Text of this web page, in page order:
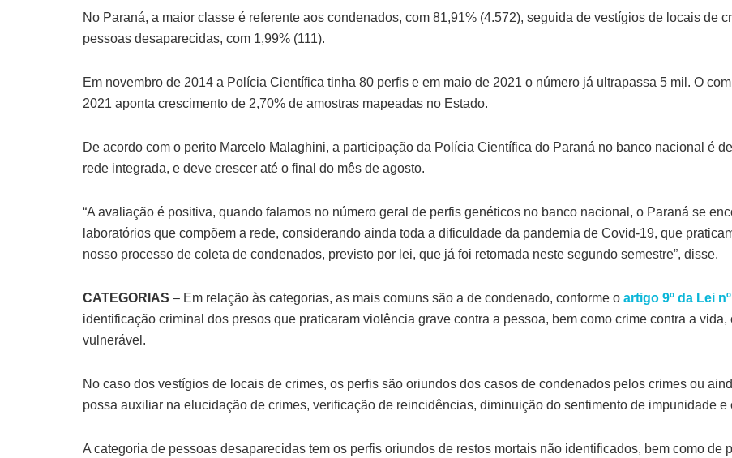
No Paraná, a maior classe é referente aos condenados, com 81,91% (4.572), seguida de vestígios de locais de
pessoas desaparecidas, com 1,99% (111).
Em novembro de 2014 a Polícia Científica tinha 80 perfis e em maio de 2021 o número já ultrapassa 5 mil. O
2021 aponta crescimento de 2,70% de amostras mapeadas no Estado.
De acordo com o perito Marcelo Malaghini, a participação da Polícia Científica do Paraná no banco nacional é
rede integrada, e deve crescer até o final do mês de agosto.
“A avaliação é positiva, quando falamos no número geral de perfis genéticos no banco nacional, o Paraná se
laboratórios que compõem a rede, considerando ainda toda a dificuldade da pandemia de Covid-19, que
nosso processo de coleta de condenados, previsto por lei, que já foi retomada neste segundo semestre”, disse.
CATEGORIAS – Em relação às categorias, as mais comuns são a de condenado, conforme o artigo 9º da Lei
identificação criminal dos presos que praticaram violência grave contra a pessoa, bem como crime contra a
vulnerável.
No caso dos vestígios de locais de crimes, os perfis são oriundos dos casos de condenados pelos crimes ou
possa auxiliar na elucidação de crimes, verificação de reincidências, diminuição do sentimento de impunidade
A categoria de pessoas desaparecidas tem os perfis oriundos de restos mortais não identificados, bem como